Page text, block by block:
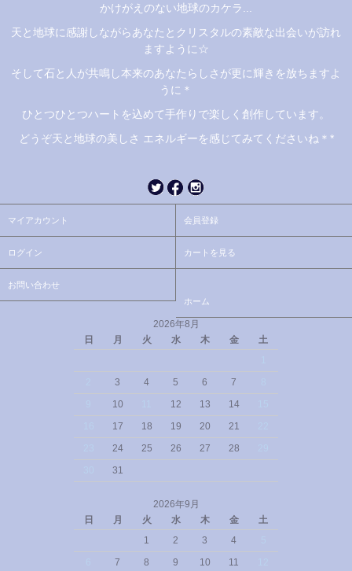
かけがえのない地球のカケラ...
天と地球に感謝しながらあなたとクリスタルの素敵な出会いが訪れ
ますように☆
そして石と人が共鳴し本来のあなたらしさが更に輝きを放ちますよ
うに＊
ひとつひとつハートを込めて手作りで楽しく創作しています。
どうぞ天と地球の美しさ エネルギーを感じてみてくださいね＊*
マイアカウント 会員登録
ログイン カートを見る
お問い合わせ
ホーム
2026年8月
日
月 火 水 木 金
土
3 4 5 6 7
10 12 13 14
17 18 19 20 21
24 25 26 27 28
31
2026年9月
日
月 火 水 木 金
土
1
2 3 4
7 8 9 10 11